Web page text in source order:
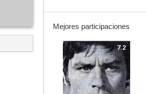
Mejores participaciones
7.2